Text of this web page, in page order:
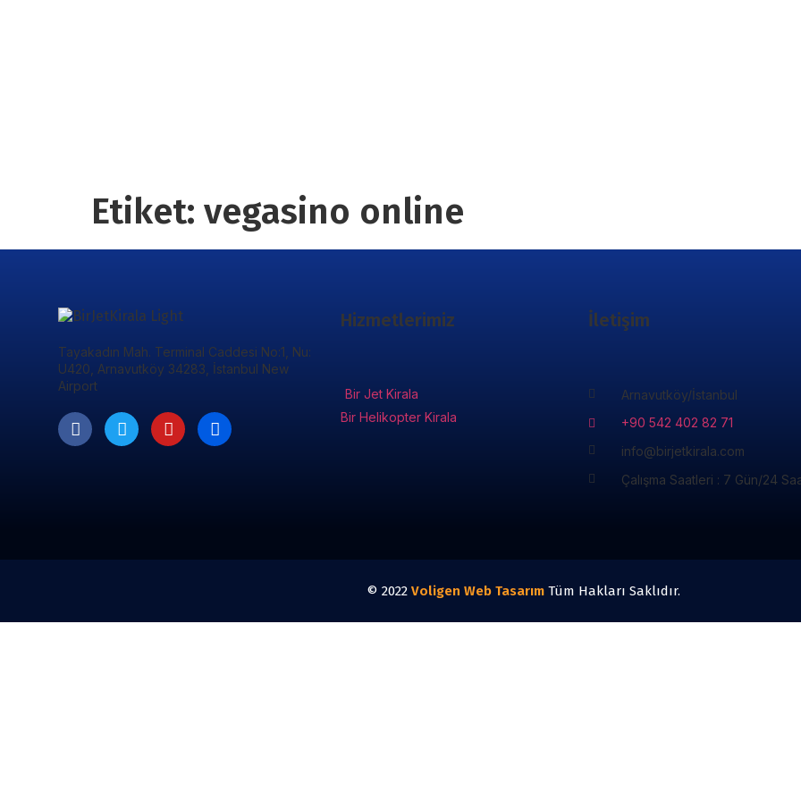
Etiket: vegasino online
Tayakadın Mah. Terminal Caddesi No:1, Nu:
U420, Arnavutköy 34283, İstanbul New
Airport
Hizmetlerimiz
Bir Jet Kirala
Bir Helikopter Kirala
İletişim
Arnavutköy/İstanbul
+90 542 402 82 71
info@birjetkirala.com
Çalışma Saatleri : 7 Gün/24
© 2022 Voligen Web TasarımTüm Hakları Saklıdır.